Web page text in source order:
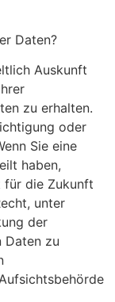
Daten?
Auskunft
zu erhalten.
oder
Sie eine
haben,
für die Zukunft
unter
der
Daten zu